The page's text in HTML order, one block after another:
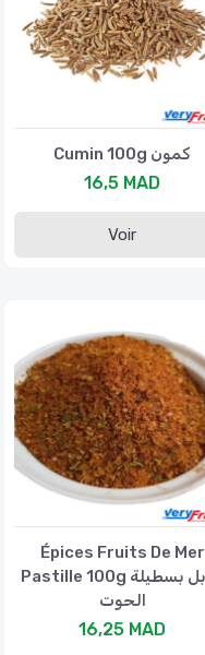
Cumin 100g كمون
16,5 MAD
Voir
Épices Fruits De Mer
Pastille 100g توابل بسطيلة
الحوت
16,25 MAD